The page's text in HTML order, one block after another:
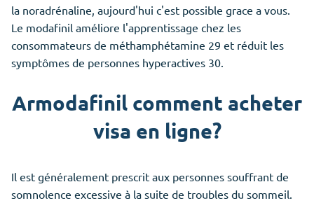
la noradrénaline, aujourd'hui c'est possible grace a vous.
Le modafinil améliore l'apprentissage chez les
consommateurs de méthamphétamine 29 et réduit les
symptômes de personnes hyperactives 30.
Armodafinil comment acheter
visa en ligne?
Il est généralement prescrit aux personnes souffrant de
somnolence excessive à la suite de troubles du sommeil.